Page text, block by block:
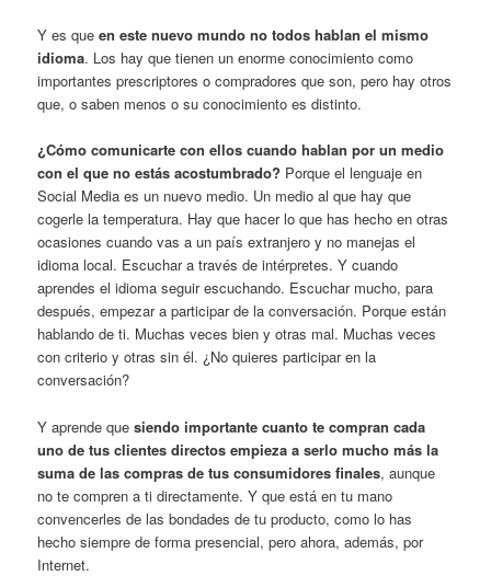
Y es queen este nuevo mundo no todos hablan el mismo
idioma. Los hay que tienen un enorme conocimiento como
importantes prescriptores o compradores que son, pero hay otros
que, o saben menos o su conocimiento es distinto.
¿Cómo comunicarte con ellos cuando hablan por un medio
con el que no estás acostumbrado? Porque el lenguaje en
Social Media es un nuevo medio. Un medio al que hay que
cogerle la temperatura. Hay que hacer lo que has hecho en otras
ocasiones cuando vas a un país extranjero y no manejas el
idioma local. Escuchar a través de intérpretes. Y cuando
aprendes el idioma seguir escuchando. Escuchar mucho, para
después, empezar a participar de la conversación. Porque están
hablando de ti. Muchas veces bien y otras mal. Muchas veces
con criterio y otras sin él. ¿No quieres participar en la
conversación?
Y aprende quesiendo importante cuanto te compran cada
uno de tus clientes directos empieza a serlo mucho más la
suma de las compras de tus consumidores finales, aunque
no te compren a ti directamente. Y que está en tu mano
convencerles de las bondades de tu producto, como lo has
hecho siempre de forma presencial, pero ahora, además, por
Internet.